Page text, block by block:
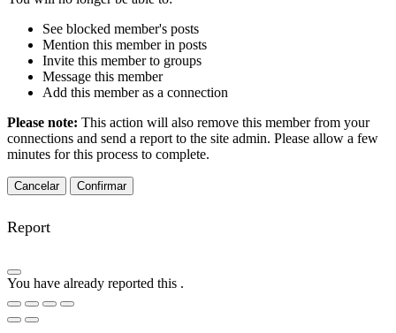
See blocked member's posts
Mention this member in posts
Invite this member to groups
Message this member
Add this member as a connection
Please note: This action will also remove this member from your
connections and send a report to the site admin. Please allow a few
minutes for this process to complete.
Confirmar
Report
You have already reported this .